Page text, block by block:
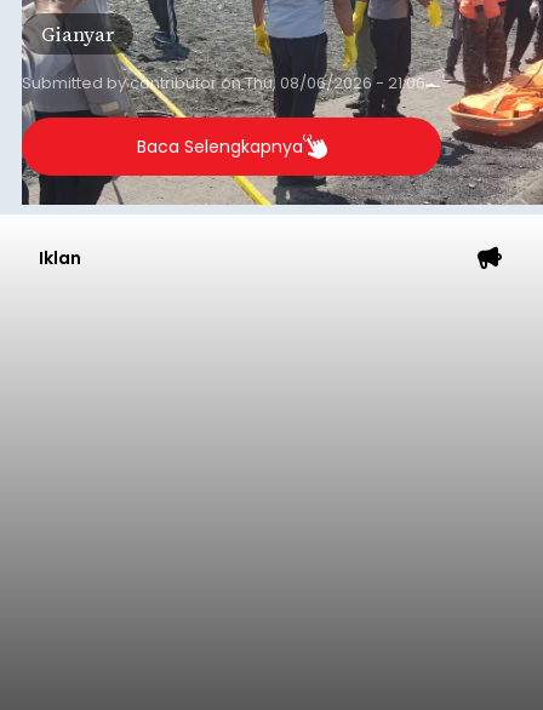
Gianyar
Submitted bycontributoronThu, 08/06/2026 - 21:06
Baca Selengkapnya
Iklan